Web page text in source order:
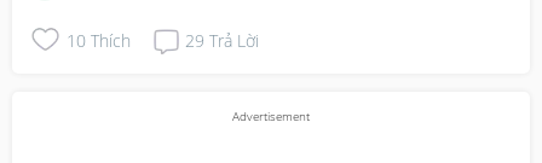
10 Thích 29 Trả Lời